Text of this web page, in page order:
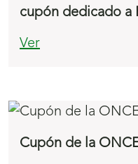
cupón dedicado a
Ver
Cupón de la